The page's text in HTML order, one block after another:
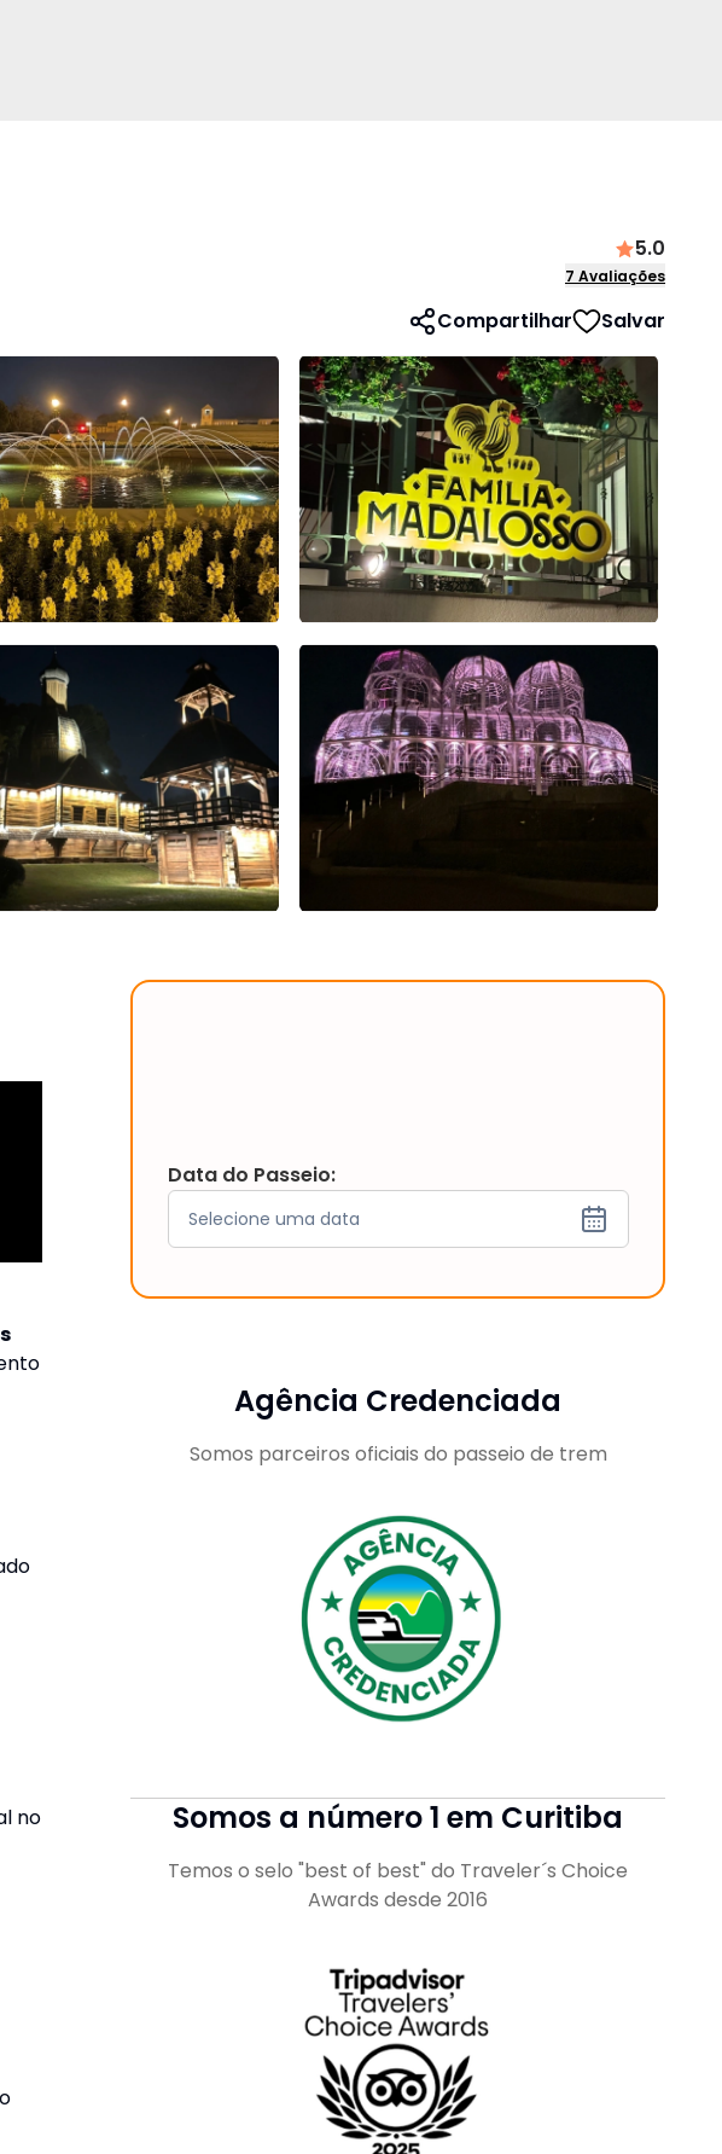
5.0
7 Avaliações
Compartilhar Salvar
no
Data do Passeio:
Selecione uma data
Agência Credenciada
Somos parceiros oficiais do passeio de trem
Somos a número 1 em Curitiba
Temos o selo "best of best" do Traveler´s Choice
Awards desde 2016